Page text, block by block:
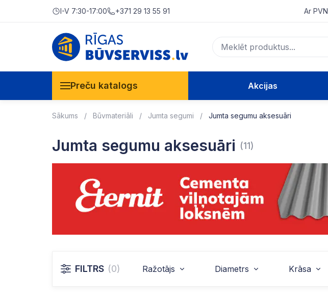
I-V 7:30-17:00 +371 29 13 55 91 Ar PVN
Preču katalogs Akcijas
Sākums Būvmateriāli Jumta segumi Jumta segumu aksesuāri
Jumta segumu aksesuāri (11)
FILTRS (0) Ražotājs Diametrs Krāsa